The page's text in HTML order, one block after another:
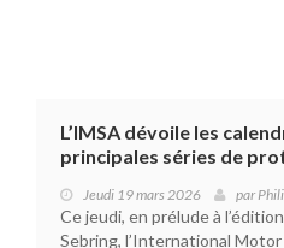
L’IMSA dévoile les
principales séries de
Jeudi 19 mars 2026 par
Ce jeudi, en prélude à
Sebring, l’International